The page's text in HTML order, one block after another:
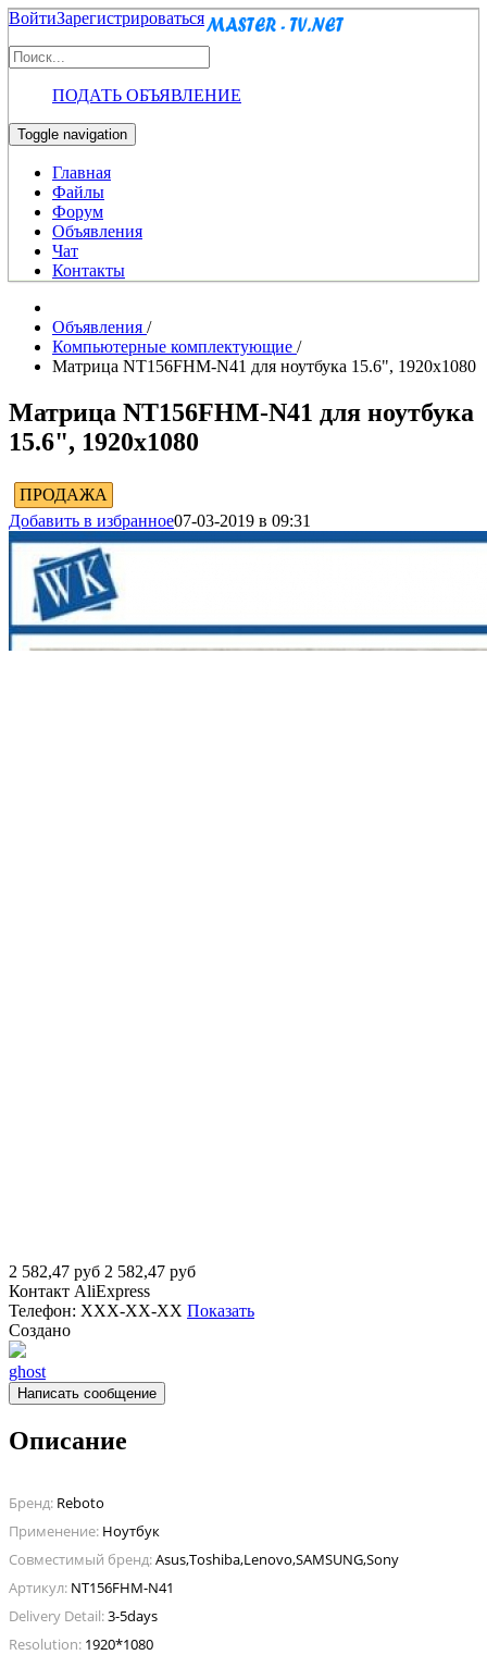
ВойтиЗарегистрироваться
ПОДАТЬ ОБЪЯВЛЕНИЕ
Toggle navigation
Главная
Файлы
Форум
Объявления
Чат
Контакты
Объявления /
Компьютерные комплектующие /
Матрица NT156FHM-N41 для ноутбука 15.6", 1920x1080
Матрица NT156FHM-N41 для ноутбука
15.6", 1920x1080
ПРОДАЖА
Добавить в избранное07-03-2019 в 09:31
2 582,47 руб 2 582,47 руб
Контакт AliExpress
Телефон: XXX-XX-XX Показать
Создано
ghost
Написать сообщение
Описание
Бренд: Reboto
Применение: Ноутбук
Совместимый бренд:Asus,Toshiba,Lenovo,SAMSUNG,Sony
Артикул: NT156FHM-N41
Delivery Detail:3-5days
Resolution: 1920*1080